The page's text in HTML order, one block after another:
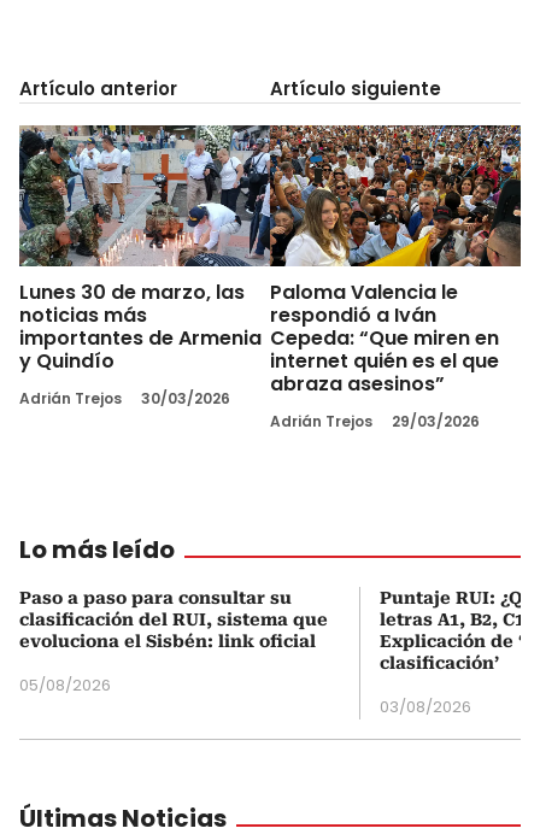
Artículo anterior
Lunes 30 de marzo, las
noticias más
importantes de Armenia
y Quindío
Adrián Trejos 30/03/2026
Artículo siguiente
Paloma Valencia le
respondió a Iván
Cepeda: “Que miren en
internet quién es el que
abraza asesinos”
Adrián Trejos 29/03/2026
Lo más leído
Paso a paso para consultar su
clasificación del RUI, sistema que
evoluciona el Sisbén: link oficial
05/08/2026
Puntaje RUI:
letras A1, B2, C1
Explicación de
clasificación’
03/08/2026
Últimas Noticias